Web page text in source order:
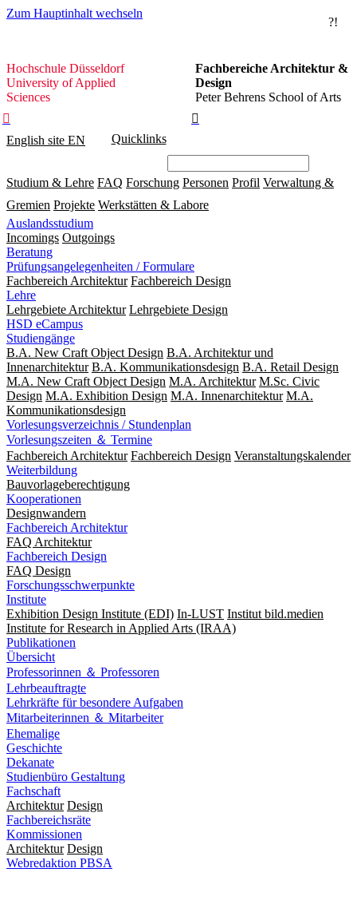
Zum Hauptinhalt wechseln
?!
Hochschule
Düsseldorf
Hochschule Düsseldorf
University of Applied
Sciences
Fachbereiche Architektur &
Design
Peter Behrens School of Arts


English site EN Quicklinks
Studium & Lehre FAQ Forschung Personen Profil Verwaltung &
Gremien Projekte Werkstätten & Labore
Auslandsstudium
Incomings Outgoings
Beratung
Prüfungsangelegenheiten / Formulare
Fachbereich Architektur Fachbereich Design
Lehre
Lehrgebiete Architektur Lehrgebiete Design
HSD eCampus
Studiengänge
B.A. New Craft Object Design B.A. Architektur und
Innenarchitektur B.A. Kommunikationsdesign B.A. Retail Design
M.A. New Craft Object Design M.A. Architektur M.Sc. Civic
Design M.A. Exhibition Design M.A. Innenarchitektur M.A.
Kommunikationsdesign
Vorlesungsverzeichnis / Stundenplan
Vorlesungszeiten ＆ Termine
Fachbereich Architektur Fachbereich Design Veranstaltungskalender
Weiterbildung
Bauvorlageberechtigung
Kooperationen
Designwandern
Fachbereich Architektur
FAQ Architektur
Fachbereich Design
FAQ Design
Forschungsschwerpunkte
Institute
Exhibition Design Institute (EDI) In-LUST Institut bild.medien
Institute for Research in Applied Arts (IRAA)
Publikationen
Übersicht
Professorinnen ＆ Professoren
Lehrbeauftragte
Lehrkräfte für besondere Aufgaben
Mitarbeiterinnen ＆ Mitarbeiter
Ehemalige
Geschichte
Dekanate
Studienbüro Gestaltung
Fachschaft
Architektur Design
Fachbereichsräte
Kommissionen
Architektur Design
Webredaktion PBSA